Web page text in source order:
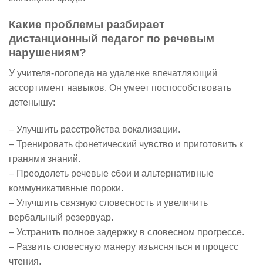
Какие проблемы разбирает
дистанционный педагог по речевым
нарушениям?
У учителя-логопеда на удаленке впечатляющий
ассортимент навыков. Он умеет поспособствовать
детенышу:
– Улучшить расстройства вокализации.
– Тренировать фонетический чувство и приготовить к
гранями знаний.
– Преодолеть речевые сбои и альтернативные
коммуникативные пороки.
– Улучшить связную словесность и увеличить
вербальный резервуар.
– Устранить полное задержку в словесном прогрессе.
– Развить словесную манеру изъясняться и процесс
чтения.